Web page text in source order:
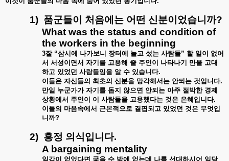
1) 품군들이 처음에는 어떤 신분이었습니까?
What was the status and condition of
the workers in the beginning
3잘 “삼시에 나가보니 장터에 놀고 섰는 사람들” 할 일이
없어
서 서성이면서 자기를 고용해 줄 주인이 나타나기 만을 고대
하고 있었던 사람들임을 알 수 있습니다.
이들은 자신들의 최초의 신분을 망각해서는 안되는 것입니다.
만일 누군가가 자기를 돕지 않으면 안되는 아주 절박한 경제
상황에서 주인이 이 사람들을 고용했다는 것은 은혜입니다.
이들의 마음속에서 근본적으로 결핍되고 있었던 것은 무엇입
니까?
2) 흥정 의식입니다.
A bargaining mentality
일감이 없었다면 굶을 수 밖에 없는데 나를 선대하시어 일당